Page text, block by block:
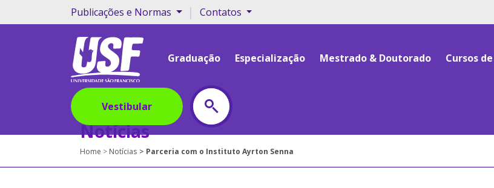
Publicações e Normas | Contatos
Graduação Especialização Mestrado & Doutorado Cursos
Vestibular
Notícias
Home Notícias Parceria com o Instituto Ayrton Senna